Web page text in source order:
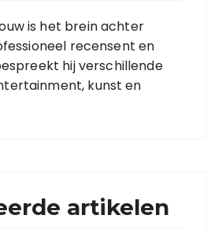
is het brein achter
recensent en
hij verschillende
kunst en
artikelen